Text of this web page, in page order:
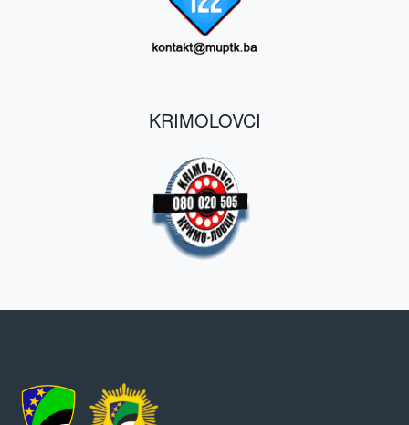
KRIMOLOVCI